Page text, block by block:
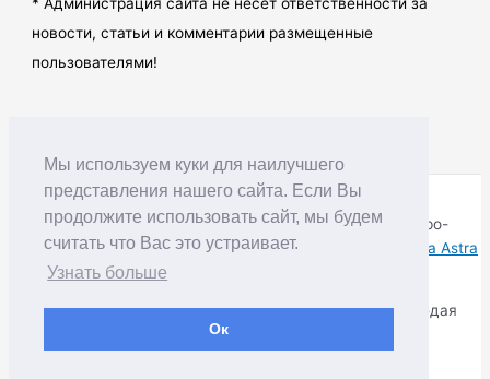
Мы используем куки для наилучшего
представления нашего сайта. Если Вы
продолжите использовать сайт, мы будем
считать что Вас это устраивает.
Узнать больше
Ок
новости, статьи и комментарии размещенные
пользователями!
Copyright © RUDNIK.MOBI 28.06.2008 - 2026 | Северо-
Енисейский округ Красноярского края | Powered by
Тема Astra
Копирование материалов разрешается только соблюдая
Правила